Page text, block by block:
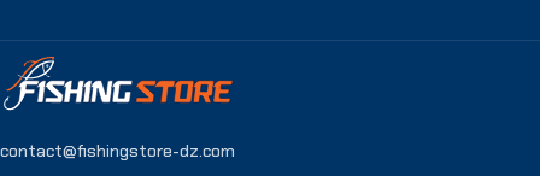
contact@fishingstore-dz.com